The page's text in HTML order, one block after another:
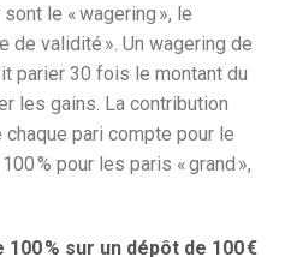
le « wagering », le
de validité ». Un wagering de
parier 30 fois le montant du
les gains. La contribution
pari compte pour le
% pour les paris « grand »,
% sur un dépôt de 100 €